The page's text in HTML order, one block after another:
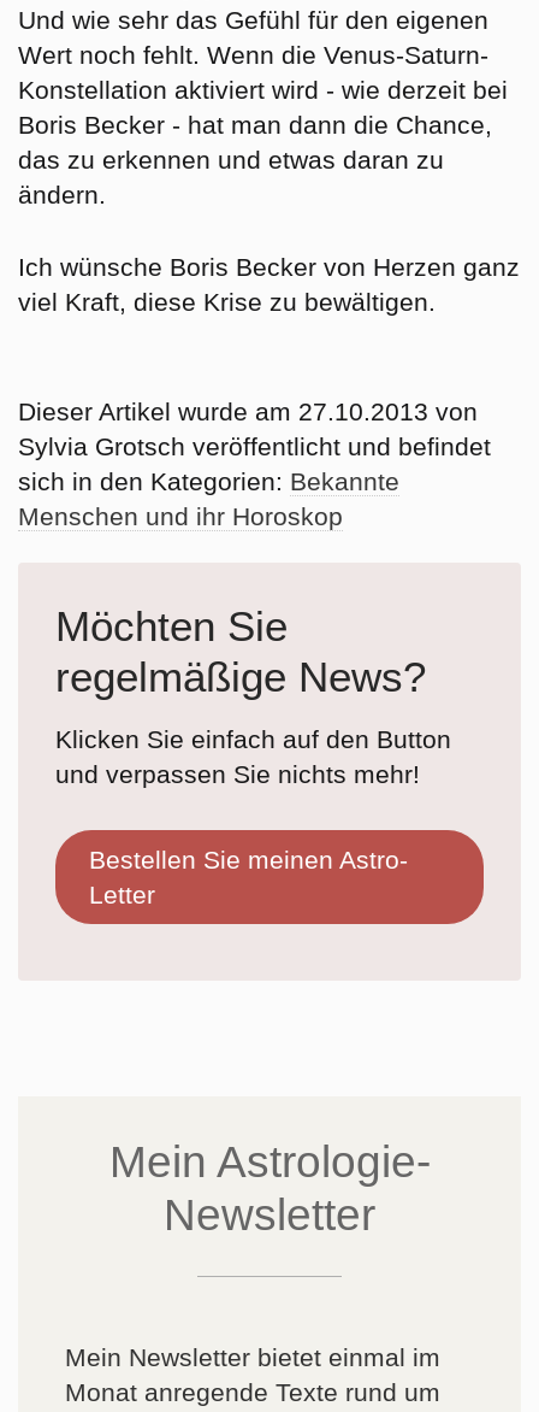
Und wie sehr das Gefühl für den eigenen
Wert noch fehlt. Wenn die Venus-Saturn-
Konstellation aktiviert wird - wie derzeit bei
Boris Becker - hat man dann die Chance,
das zu erkennen und etwas daran zu
ändern.
Ich wünsche Boris Becker von Herzen ganz
viel Kraft, diese Krise zu bewältigen.
Dieser Artikel wurde am 27.10.2013 von
Sylvia Grotsch veröffentlicht und befindet
sich in den Kategorien: Bekannte
Menschen und ihr Horoskop
Möchten Sie
regelmäßige News?
Klicken Sie einfach auf den Button
und verpassen Sie nichts mehr!
Bestellen Sie meinen Astro-
Letter
Mein Astrologie-
Newsletter
Mein Newsletter bietet einmal im
Monat anregende Texte rund um